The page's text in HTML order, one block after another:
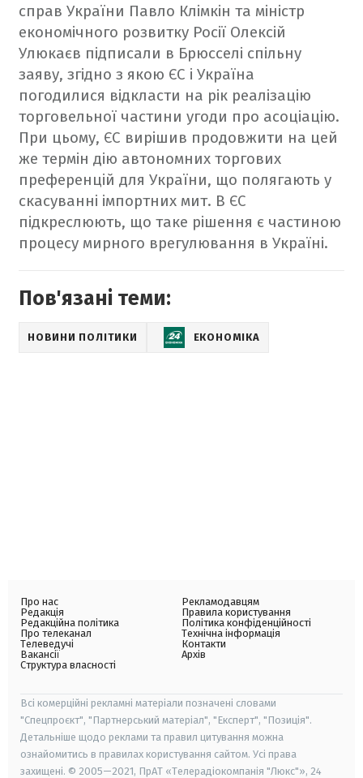
справ України Павло Клімкін та міністр
економічного розвитку Росії Олексій
Улюкаєв підписали в Брюсселі спільну
заяву, згідно з якою ЄС і Україна
погодилися відкласти на рік реалізацію
торговельної частини угоди про асоціацію.
При цьому, ЄС вирішив продовжити на цей
же термін дію автономних торгових
преференцій для України, що полягають у
скасуванні імпортних мит. В ЄС
підкреслюють, що таке рішення є частиною
процесу мирного врегулювання в Україні.
Пов'язані теми:
НОВИНИ ПОЛІТИКИ ЕКОНОМІКА
Про нас
Редакція
Редакційна політика
Про телеканал
Телеведучі
Вакансії
Структура власності
Рекламодавцям
Правила користування
Політика конфіденційності
Технічна інформація
Контакти
Архів
Всі комерційні рекламні матеріали позначені словами
"Спецпроєкт", "Партнерський матеріал", "Експерт", "Позиція".
Детальніше щодо реклами та правил цитування можна
ознайомитись в правилах користування сайтом. Усі права
захищені. © 2005—2021, ПрАТ «Телерадіокомпанія "Люкс"», 24